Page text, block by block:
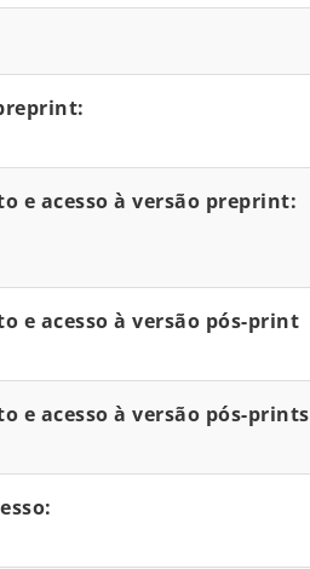
e acesso à versão preprint:
e acesso à versão pós-print
e acesso à versão pós-prints